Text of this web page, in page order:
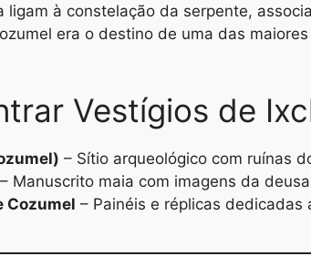
ligam à constelação da serpente,
era o destino de uma das
Vestígios de
– Sítio arqueológico com ruínas
– Manuscrito maia com imagens da
Cozumel – Painéis e réplicas dedicadas